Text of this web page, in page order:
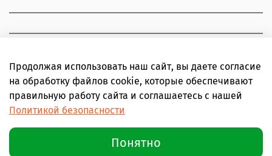
Продолжая использовать наш сайт, вы даете согласие
на обработку файлов cookie, которые обеспечивают
правильную работу сайта и соглашаетесь с нашей
Политикой безопасности
Понятно